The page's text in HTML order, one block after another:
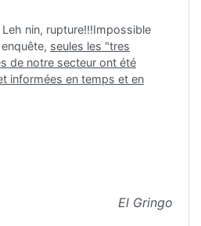
nin, rupture!!!Impossible
seules les "tres
de notre secteur ont été
informées en temps et en
El Gringo